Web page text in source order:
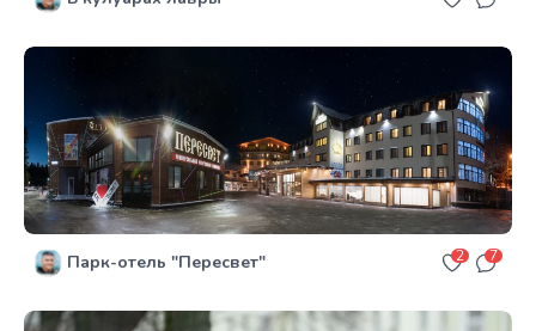
Парк-отель "Пересвет" 2 7